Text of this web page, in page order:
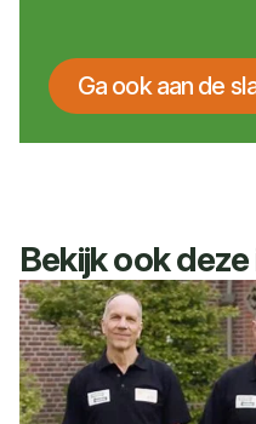
Ga ook aan de
Bekijk ook